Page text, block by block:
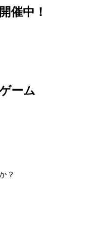
催中！
ーム
？